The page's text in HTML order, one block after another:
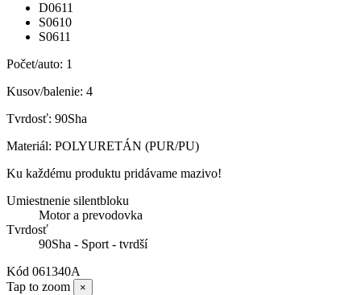
D0611
S0610
S0611
Počet/auto: 1
Kusov/balenie: 4
Tvrdosť: 90Sha
Materiál: POLYURETÁN (PUR/PU)
Ku každému produktu pridávame mazivo!
Umiestnenie silentbloku
Motor a prevodovka
Tvrdosť
90Sha - Sport - tvrdší
Kód 061340A
Tap to zoom
×